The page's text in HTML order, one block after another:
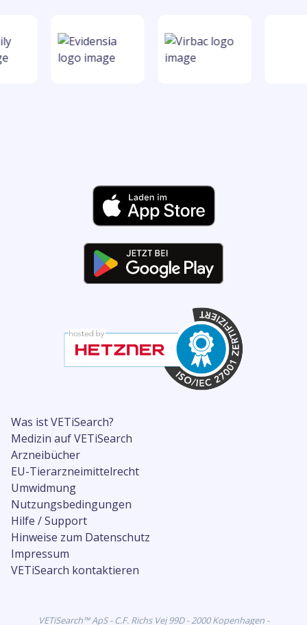
Was ist VETiSearch?
Medizin auf VETiSearch
Arzneibücher
EU-Tierarzneimittelrecht
Umwidmung
Nutzungsbedingungen
Hilfe / Support
Hinweise zum Datenschutz
Impressum
VETiSearch kontaktieren
VETiSearch™ ApS - C.F. Richs Vej 99D - 2000 Kopenhagen -